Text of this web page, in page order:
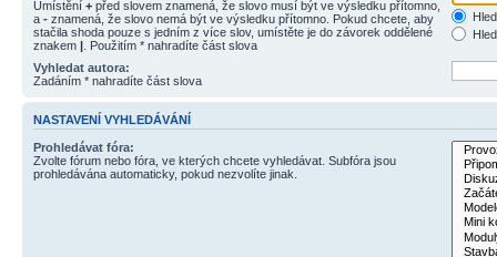
Umístění + před slovem znamená, že slovo musí být ve výsledku přítomno,
a - znamená, že slovo nemá být ve výsledku přítomno. Pokud chcete, aby
stačila shoda pouze s jedním z více slov, umístěte je do závorek oddělené
znakem | . Použitím * nahradíte část slova
Vyhledat autora:
Zadáním * nahradíte část slova
NASTAVENÍ VYHLEDÁVÁNÍ
Prohledávat fóra:
Zvolte fórum nebo fóra, ve kterých chcete vyhledávat. Subfóra jsou
prohledávána automaticky, pokud nezvolíte jinak.